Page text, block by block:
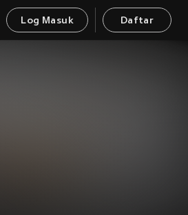
Log Masuk Daftar